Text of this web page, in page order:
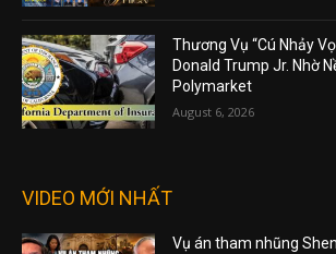
Thương Vụ “Cú Nhảy
Donald Trump Jr. Nhờ
Polymarket
August 6, 2026
VIDEO MỚI NHẤT
Vụ án tham nhũng